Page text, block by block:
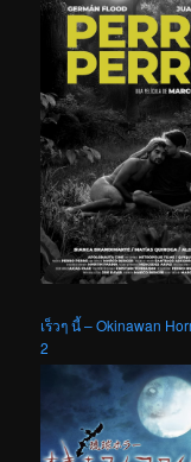
เร็วๆ นี้ – Okinawan
2